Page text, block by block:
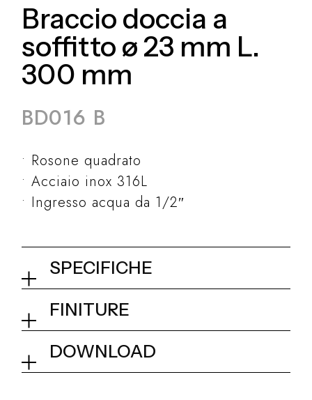
Braccio doccia a
soffitto ø 23 mm L.
300 mm
BD016 B
Rosone quadrato
Acciaio inox 316L
Ingresso acqua da 1/2″
SPECIFICHE
Braccio doccia a soffitto ø 23
mm L. 300 mm
Collezione
FINITURE
03Q - Brushed Steel
DOWNLOAD
Dimensionale